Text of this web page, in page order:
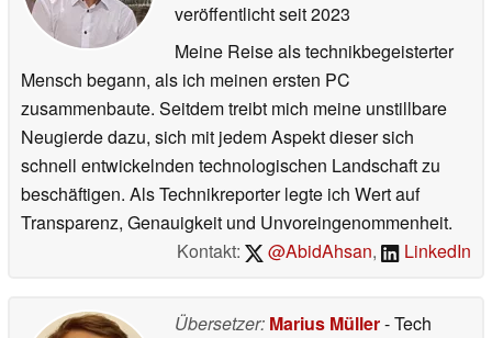
veröffentlichtseit 2023
Meine Reise als technikbegeisterter
Mensch begann, als ich meinen ersten PC
zusammenbaute. Seitdem treibt mich meine unstillbare
Neugierde dazu, sich mit jedem Aspekt dieser sich
schnell entwickelnden technologischen Landschaft zu
beschäftigen. Als Technikreporter legte ich Wert auf
Transparenz, Genauigkeit und Unvoreingenommenheit.
Kontakt:
@AbidAhsan, LinkedIn
Übersetzer: Marius Müller- Tech